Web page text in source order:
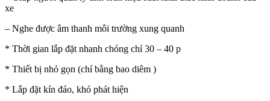
xe
– Nghe được âm thanh môi trường xung quanh
* Thời gian lắp đặt nhanh chóng chỉ 30 – 40 p
* Thiết bị nhỏ gọn (chí bằng bao diêm )
* Lắp đặt kín đáo, khó phát hiện